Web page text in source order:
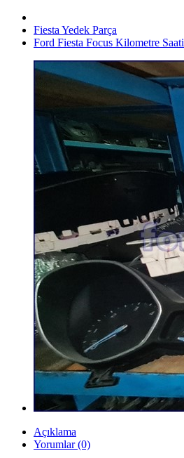
Fiesta Yedek Parça
Ford Fiesta Focus Kilometre Saati
Açıklama
Yorumlar (0)